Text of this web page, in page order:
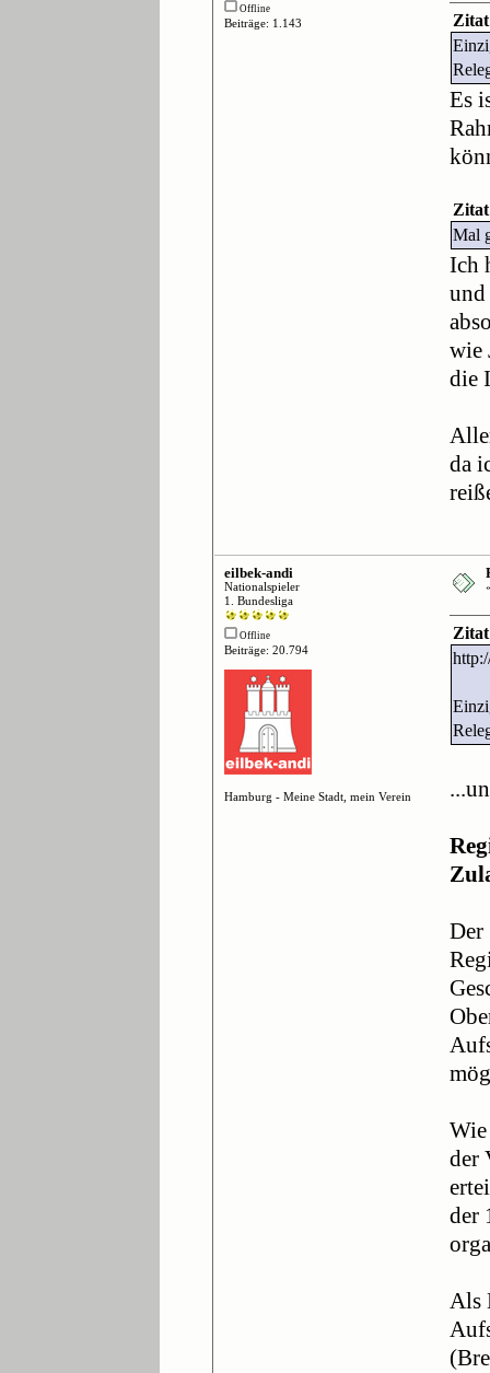
Offline
Beiträge: 1.143
Zitat
Es
Zitat
Mal
Ich
und
wie
die
da
eilbek-andi
Nationalspieler
1. Bundesliga
Offline
Beiträge: 20.794
Hamburg - Meine Stadt, mein Verein
Zitat
Der
der
der
Als